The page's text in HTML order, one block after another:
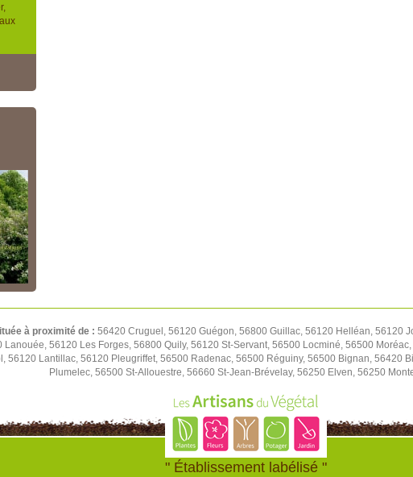
à proximité de : 56420 Cruguel, 56120 Guégon, 56800 Guillac, 56120 Helléan, 56120
Lanouée, 56120 Les Forges, 56800 Quily, 56120 St-Servant, 56500 Locminé, 56500
56120 Lantillac, 56120 Pleugriffet, 56500 Radenac, 56500 Réguiny, 56500 Bignan, 56420
Plumelec, 56500 St-Allouestre, 56660 St-Jean-Brévelay, 56250 Elven, 56250
" Établissement labélisé "